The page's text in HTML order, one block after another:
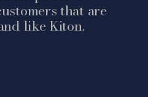
that are
like Kiton.